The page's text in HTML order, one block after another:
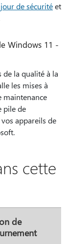
de sécuritéet
Windows 11 -
la qualité à la
les mises à
maintenance
pile de
appareils de
cette
de